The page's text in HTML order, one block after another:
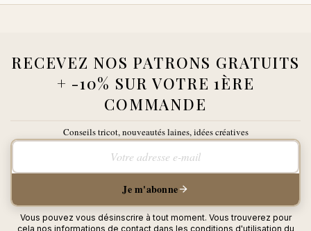
RECEVEZ NOS PATRONS GRATUITS
+ -10% SUR VOTRE 1ÈRE
COMMANDE
Conseils tricot, nouveautés laines, idées créatives
Votre adresse e-mail
Je m'abonne
Vous pouvez vous désinscrire à tout moment. Vous trouverez pour
cela nos informations de contact dans les conditions d'utilisation du